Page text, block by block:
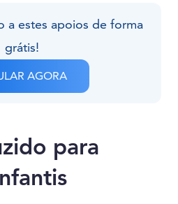
a estes apoios de forma
grátis!
AGORA
para